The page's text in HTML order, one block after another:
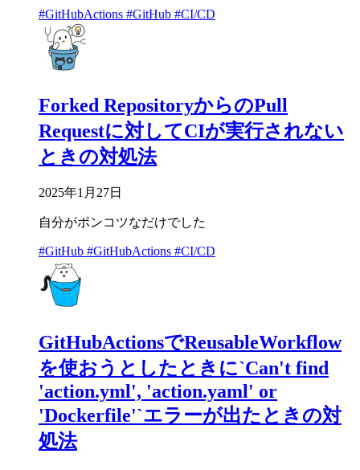
#GitHubActions #GitHub #CI/CD
Forked RepositoryからのPull
Requestに対してCIが実行されない
ときの対処法
2025年1月27日
自分がポンコツなだけでした
#GitHub #GitHubActions #CI/CD
GitHubActionsでReusableWorkflow
を使おうとしたときに`Can't find
'action.yml', 'action.yaml' or
'Dockerfile'`エラーが出たときの対
処法